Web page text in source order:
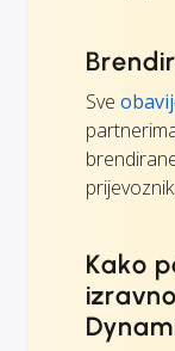
Sve
Kako